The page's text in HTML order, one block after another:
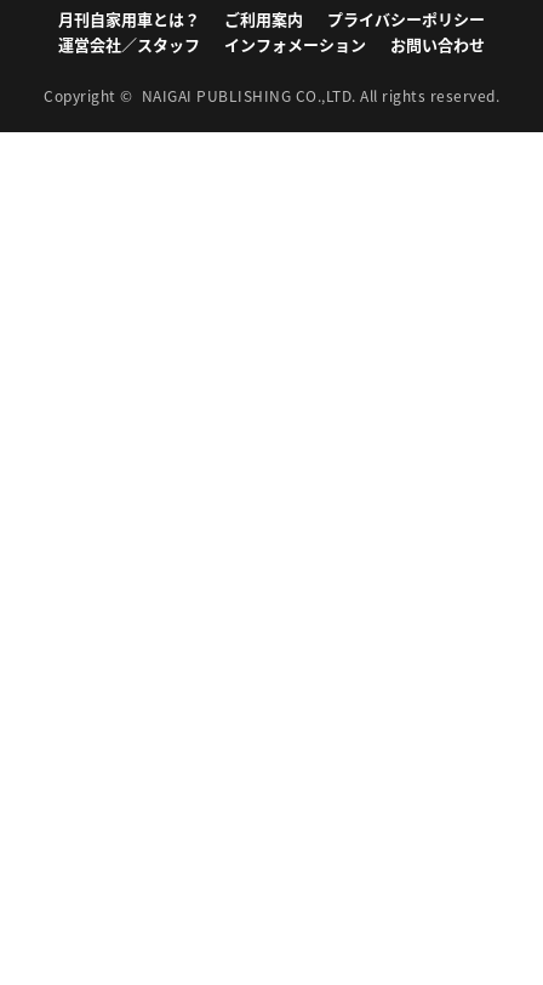
月刊自家用車とは？ ご利用案内
プライバシーポリシー
運営会社／スタッフ
インフォメーション お問い合わせ
Copyright © NAIGAI PUBLISHING CO.,LTD. All rights reserved.